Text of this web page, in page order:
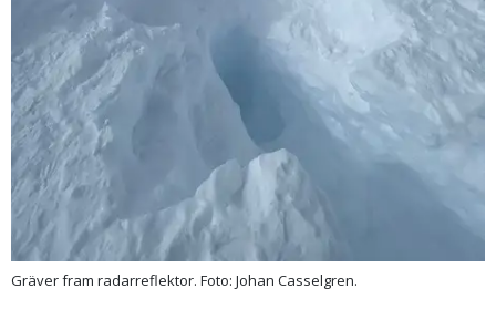
Gräver fram radarreflektor. Foto: Johan Casselgren.